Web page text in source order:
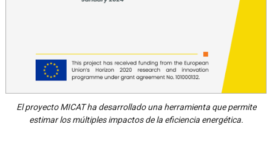
El proyecto MICAT ha desarrollado una herramienta que permite
estimar los múltiples impactos de la eficiencia energética.